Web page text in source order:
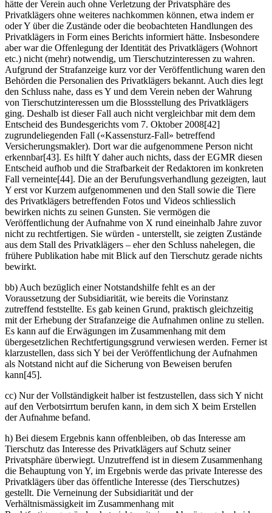
hätte der Verein auch ohne Verletzung der Privatsphäre des
Privatklägers ohne weiteres nachkommen können, etwa indem er
oder Y über die Zustände oder die beobachteten Handlungen des
Privatklägers in Form eines Berichts informiert hätte. Insbesondere
aber war die Offenlegung der Identität des Privatklägers (Wohnort
etc.) nicht (mehr) notwendig, um Tierschutzinteressen zu wahren.
Aufgrund der Strafanzeige kurz vor der Veröffentlichung waren den
Behörden die Personalien des Privatklägers bekannt. Auch dies legt
den Schluss nahe, dass es Y und dem Verein neben der Wahrung
von Tierschutzinteressen um die Blossstellung des Privatklägers
ging. Deshalb ist dieser Fall auch nicht vergleichbar mit dem dem
Entscheid des Bundesgerichts vom 7. Oktober 2008[42]
zugrundeliegenden Fall («Kassensturz-Fall» betreffend
Versicherungsmakler). Dort war die aufgenommene Person nicht
erkennbar[43]. Es hilft Y daher auch nichts, dass der EGMR diesen
Entscheid aufhob und die Strafbarkeit der Redaktoren im konkreten
Fall verneinte[44]. Die an der Berufungsverhandlung gezeigten, laut
Y erst vor Kurzem aufgenommenen und den Stall sowie die Tiere
des Privatklägers betreffenden Fotos und Videos schliesslich
bewirken nichts zu seinen Gunsten. Sie vermögen die
Veröffentlichung der Aufnahme von X rund eineinhalb Jahre zuvor
nicht zu rechtfertigen. Sie würden - unterstellt, sie zeigten Zustände
aus dem Stall des Privatklägers – eher den Schluss nahelegen, die
frühere Publikation habe mit Blick auf den Tierschutz gerade nichts
bewirkt.
bb) Auch bezüglich einer Notstandshilfe fehlt es an der
Voraussetzung der Subsidiarität, wie bereits die Vorinstanz
zutreffend feststellte. Es gab keinen Grund, praktisch gleichzeitig
mit der Erhebung der Strafanzeige die Aufnahmen online zu stellen.
Es kann auf die Erwägungen im Zusammenhang mit dem
übergesetzlichen Rechtfertigungsgrund verwiesen werden. Ferner ist
klarzustellen, dass sich Y bei der Veröffentlichung der Aufnahmen
als Notstand nicht auf die Sicherung von Beweisen berufen
kann[45].
cc) Nur der Vollständigkeit halber ist festzustellen, dass sich Y nicht
auf den Verbotsirrtum berufen kann, in dem sich X beim Erstellen
der Aufnahme befand.
h) Bei diesem Ergebnis kann offenbleiben, ob das Interesse am
Tierschutz das Interesse des Privatklägers auf Schutz seiner
Privatsphäre überwiegt. Unzutreffend ist in diesem Zusammenhang
die Behauptung von Y, im Ergebnis werde das private Interesse des
Privatklägers über das öffentliche Interesse (des Tierschutzes)
gestellt. Die Verneinung der Subsidiarität und der
Verhältnismässigkeit im Zusammenhang mit